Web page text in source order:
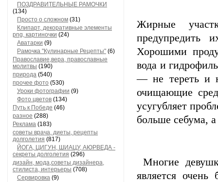
ПОЗДРАВИТЕЛЬНЫЕ РАМОЧКИ
(134)
Просто о сложном (31)
Клипарт, декоративные элементы
png, картиночки (24)
Аватарки (9)
Рамочка "Кулинарные Рецепты" (6)
Православие,вера, православные
молитвы (190)
природа (540)
прочее фото (530)
Уроки фотографии (9)
Фото цветов (134)
Путь к Победе (46)
разное (288)
Реклама (183)
советы врача, диеты, рецепты
долголетия (817)
ЙОГА, ЦИГУН, ШИАЦУ, АЮРВЕДА -
секреты долголетия (296)
дизайн, мода,советы дизайнера,
стилиста, интерьеры (708)
Сервировка (9)
Жирные
предупредить
Хорошими
вода и
— не тереть и
очищающие
усугубляет
больше себума,
Многие
является